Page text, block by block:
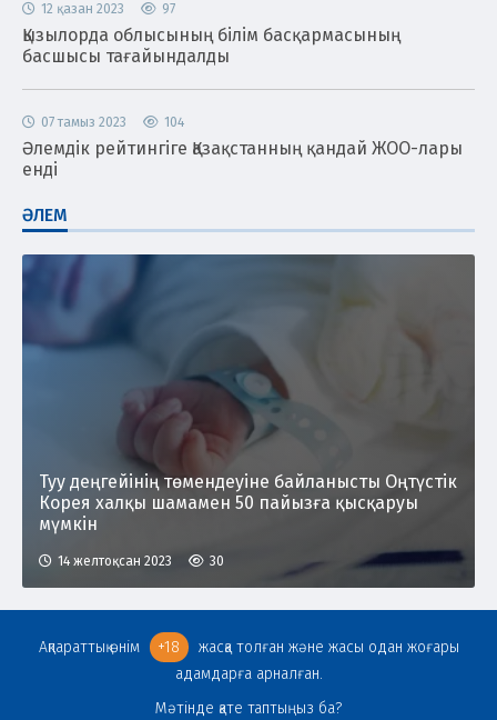
12 қазан 2023 97
Қызылорда облысының білім басқармасының
басшысы тағайындалды
07 тамыз 2023 104
Әлемдік рейтингіге Қазақстанның қандай ЖОО-лары
енді
ӘЛЕМ
Туу деңгейінің төмендеуіне байланысты Оңтүстік
Корея халқы шамамен 50 пайызға қысқаруы
мүмкін
14 желтоқсан 2023 30
Ақпараттық өнім +18
жасқа толған және жасы одан жоғары
адамдарға арналған.
Мәтінде қате таптыңыз ба?